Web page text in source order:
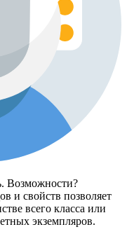
Возможности?
и свойств позволяет
всего класса или
экземпляров.